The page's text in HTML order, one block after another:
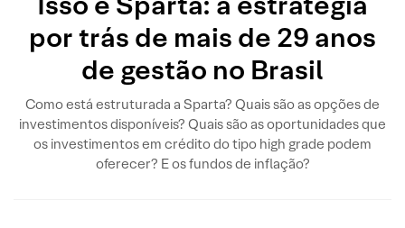
por trás de mais de 29 anos
de gestão no Brasil
Como está estruturada a Sparta? Quais são as opções de
investimentos disponíveis? Quais são as oportunidades que
os investimentos em crédito do tipo high grade podem
oferecer? E os fundos de inflação?